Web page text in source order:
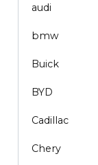
audi
bmw
Buick
BYD
Cadillac
Chery